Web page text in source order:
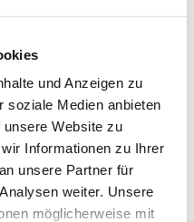
und Anzeigen zu
soziale Medien anbieten
Website zu
Informationen zu Ihrer
unsere Partner für
weiter. Unsere
möglicherweise mit
, um sichere
vertrauliche
sein.
in anderen
Kommunikation
Private Networks